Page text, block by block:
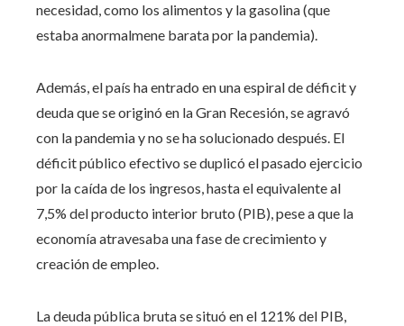
necesidad, como los alimentos y la gasolina (que
estaba anormalmene barata por la pandemia).
Además, el país ha entrado en una espiral de déficit y
deuda que se originó en la Gran Recesión, se agravó
con la pandemia y no se ha solucionado después. El
déficit público efectivo se duplicó el pasado ejercicio
por la caída de los ingresos, hasta el equivalente al
7,5% del producto interior bruto (PIB), pese a que la
economía atravesaba una fase de crecimiento y
creación de empleo.
La deuda pública bruta se situó en el 121% del PIB,